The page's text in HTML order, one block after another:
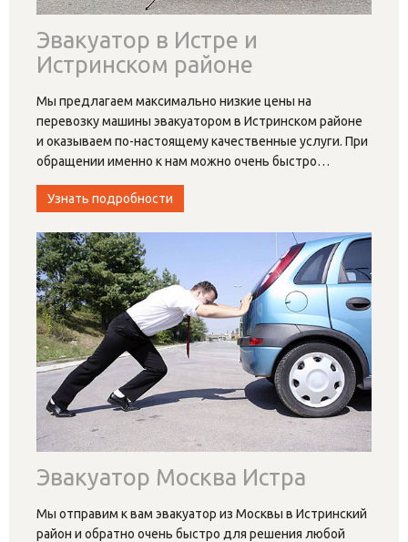
Эвакуатор в Истре и
Истринском районе
Мы предлагаем максимально низкие цены на
перевозку машины эвакуатором в Истринском районе
и оказываем по-настоящему качественные услуги. При
обращении именно к нам можно очень быстро…
Узнать подробности
Эвакуатор Москва Истра
Мы отправим к вам эвакуатор из Москвы в Истринский
район и обратно очень быстро для решения любой